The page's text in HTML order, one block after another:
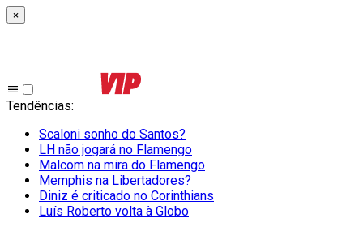
×
Tendências:
Scaloni sonho do Santos?
LH não jogará no Flamengo
Malcom na mira do Flamengo
Memphis na Libertadores?
Diniz é criticado no Corinthians
Luís Roberto volta à Globo